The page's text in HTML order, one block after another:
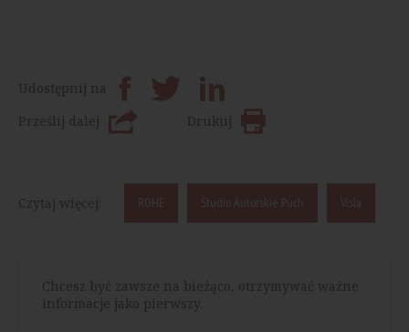
Udostępnij na
Prześlij dalej
Drukuj
Czytaj więcej: ROHE Studio Autorskie Puch Visla
Chcesz być zawsze na bieżąco, otrzymywać ważne
informacje jako pierwszy.